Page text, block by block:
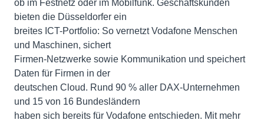
ob im Festnetz oder im Mobilfunk. Geschäftskunden
bieten die Düsseldorfer ein
breites ICT-Portfolio: So vernetzt Vodafone Menschen
und Maschinen, sichert
Firmen-Netzwerke sowie Kommunikation und speichert
Daten für Firmen in der
deutschen Cloud. Rund 90 % aller DAX-Unternehmen
und 15 von 16 Bundesländern
haben sich bereits für Vodafone entschieden. Mit mehr